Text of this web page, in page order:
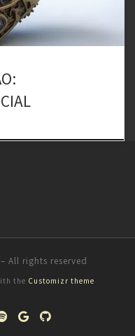
– All rights reserved
the Customizr theme